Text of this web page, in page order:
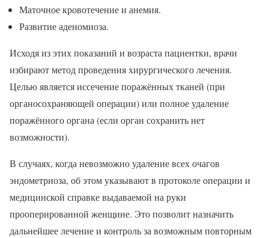
Маточное кровотечение и анемия.
Развитие аденомиоза.
Исходя из этих показаний и возраста пациентки, врачи
избирают метод проведения хирургического лечения.
Целью является иссечение поражённых тканей (при
органосохраняющей операции) или полное удаление
поражённого органа (если орган сохранить нет
возможности).
В случаях, когда невозможно удаление всех очагов
эндометриоза, об этом указывают в протоколе операции и
медицинской справке выдаваемой на руки
прооперированной женщине. Это позволит назначить
дальнейшее лечение и контроль за возможным повторным